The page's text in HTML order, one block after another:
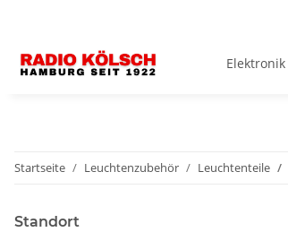
Elektronik
Startseite Leuchtenzubehör Leuchtenteile
Standort